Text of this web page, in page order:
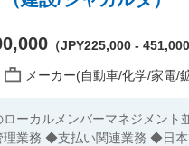
（JPY225,000 -
メーカー(自動車/化学/家電
ローカルメンバーマネジメン
支払い関連業務 ◆日本本社へのレポー